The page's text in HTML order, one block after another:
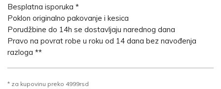
Besplatna isporuka *
Poklon originalno pakovanje i kesica
Porudžbine do 14h se dostavljaju narednog dana
Pravo na povrat robe u roku od 14 dana bez navođenja
razloga **
* za kupovinu preko 4999rsd